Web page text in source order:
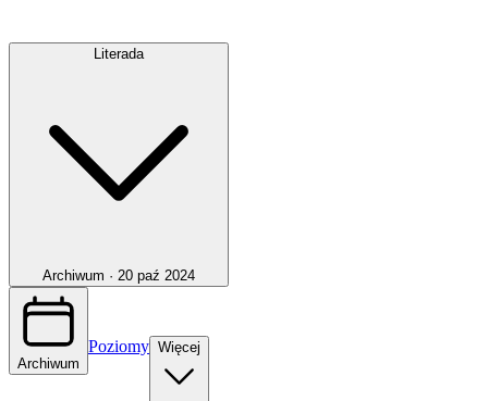
Literada
Archiwum · 20 paź 2024
Archiwum
Poziomy Więcej